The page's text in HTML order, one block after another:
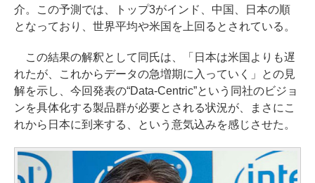
介。この予測では、トップ3がインド、中国、日本の順
となっており、世界平均や米国を上回るとされている。
この結果の解釈として同氏は、「日本は米国よりも遅
れたが、これからデータの急増期に入っていく」との見
解を示し、今回発表の“Data-Centric”という同社のビジョ
ンを具体化する製品群が必要とされる状況が、まさにこ
れから日本に到来する、という意気込みを感じさせた。